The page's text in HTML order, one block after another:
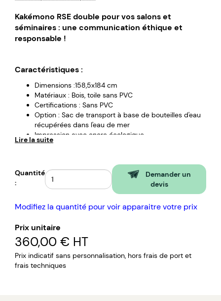
Kakémono RSE double pour vos salons et
séminaires : une communication éthique et
responsable !
Caractéristiques :
Dimensions :158,5x184 cm
Matériaux : Bois, toile sans PVC
Certifications : Sans PVC
Option : Sac de transport à base de bouteilles d'eau
récupérées dans l'eau de mer
Impression avec encre écologique
Fabrication en Bretagne
Lire la suite
Quantité
:
Demander un
devis
Modifiez la quantité pour voir apparaitre votre prix
Prix unitaire
360,00 € HT
Prix indicatif sans personnalisation, hors frais de port et
frais techniques